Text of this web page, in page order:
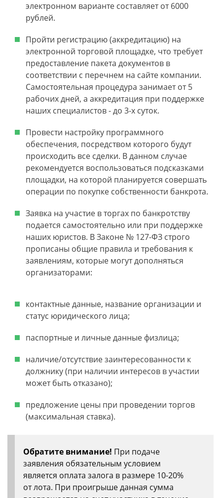
электронном варианте составляет от 6000
рублей.
Пройти регистрацию (аккредитацию) на
электронной торговой площадке, что требует
предоставление пакета документов в
соответствии с перечнем на сайте компании.
Самостоятельная процедура занимает от 5
рабочих дней, а аккредитация при поддержке
наших специалистов - до 3-х суток.
Провести настройку программного
обеспечения, посредством которого будут
происходить все сделки. В данном случае
рекомендуется воспользоваться подсказками
площадки, на которой планируется совершать
операции по покупке собственности банкрота.
Заявка на участие в торгах по банкротству
подается самостоятельно или при поддержке
наших юристов. В Законе № 127-ФЗ строго
прописаны общие правила и требования к
заявлениям, которые могут дополняться
организаторами:
контактные данные, название организации и
статус юридического лица;
паспортные и личные данные физлица;
наличие/отсутствие заинтересованности к
должнику (при наличии интересов в участии
может быть отказано);
предложение цены при проведении торгов
(максимальная ставка).
Обратите внимание! При подаче
заявления обязательным условием
является оплата залога в размере 10-20%
от лота. При проигрыше данная сумма